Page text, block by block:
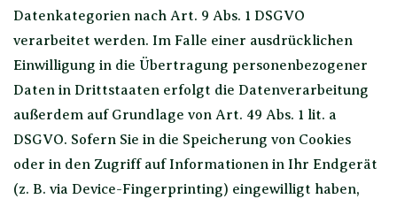
Datenkategorien nach Art. 9 Abs. 1 DSGVO
verarbeitet werden. Im Falle einer ausdrücklichen
Einwilligung in die Übertragung personenbezogener
Daten in Drittstaaten erfolgt die Datenverarbeitung
außerdem auf Grundlage von Art. 49 Abs. 1 lit. a
DSGVO. Sofern Sie in die Speicherung von Cookies
oder in den Zugriff auf Informationen in Ihr Endgerät
(z. B. via Device-Fingerprinting) eingewilligt haben,